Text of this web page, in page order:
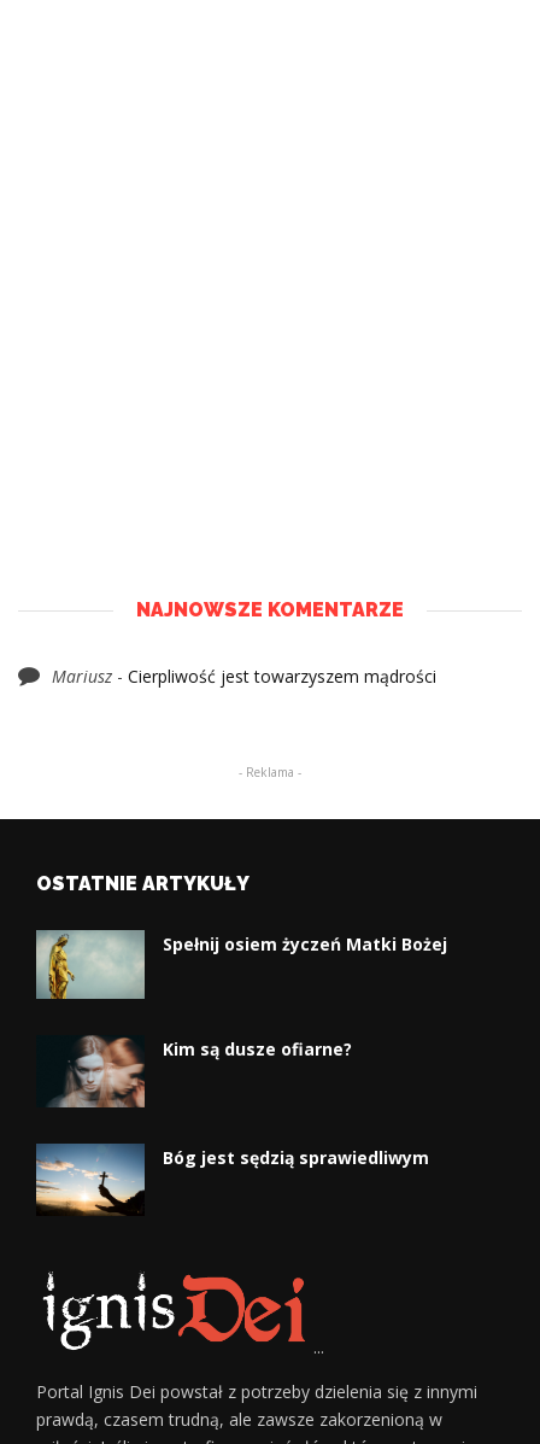
NAJNOWSZE KOMENTARZE
Mariusz - Cierpliwość jest towarzyszem mądrości
- Reklama -
OSTATNIE ARTYKUŁY
Spełnij osiem życzeń Matki Bożej
Kim są dusze ofiarne?
Bóg jest sędzią sprawiedliwym
...
Portal Ignis Dei powstał z potrzeby dzielenia się z innymi
prawdą, czasem trudną, ale zawsze zakorzenioną w